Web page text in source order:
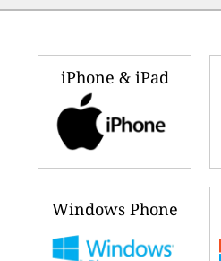
iPhone & iPad
Windows Phone